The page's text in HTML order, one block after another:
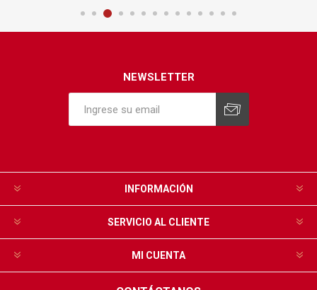
NEWSLETTER
INFORMACIÓN
SERVICIO AL CLIENTE
MI CUENTA